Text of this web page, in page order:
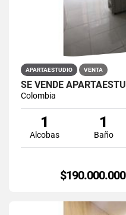
APARTAESTUDIO VENTA
Colombia
1
Alcobas
1
Baño
$190.000.000